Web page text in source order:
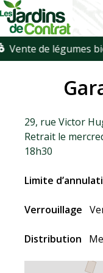
de
de
29, rue Victor
Retrait le
18h30
Limite
Verrouillage
Distribution